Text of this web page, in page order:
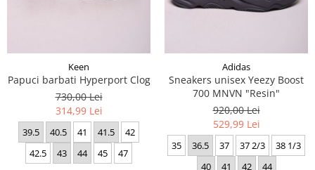
Keen
Papuci barbati Hyperport Clog
730,00 Lei
314,99 Lei
39.5 40.5 41 41.5
42
42.5
43 44 45 47
Adidas
Sneakers unisex Yeezy Boost
700 MNVN "Resin"
920,00 Lei
529,99 Lei
35 36.5 37 37 2/3
38 1/3
40
41 42
44